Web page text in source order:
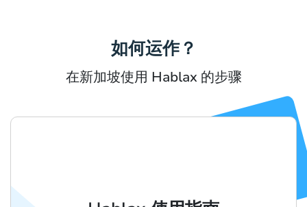
如何运作？
在新加坡使用 Hablax 的步骤